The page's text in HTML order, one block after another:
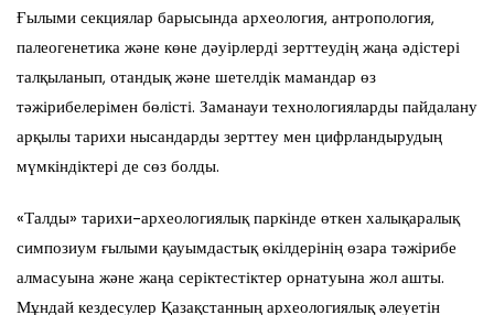
Ғылыми секциялар барысында археология, антропология,
палеогенетика және көне дәуірлерді зерттеудің жаңа әдістері
талқыланып, отандық және шетелдік мамандар өз
тәжірибелерімен бөлісті. Заманауи технологияларды пайдалану
арқылы тарихи нысандарды зерттеу мен цифрландырудың
мүмкіндіктері де сөз болды.
«Талды» тарихи-археологиялық паркінде өткен халықаралық
симпозиум ғылыми қауымдастық өкілдерінің өзара тәжірибе
алмасуына және жаңа серіктестіктер орнатуына жол ашты.
Мұндай кездесулер Қазақстанның археологиялық әлеуетін